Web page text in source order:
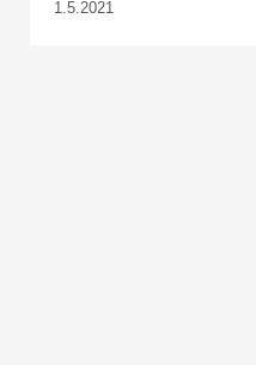
1.5.2021